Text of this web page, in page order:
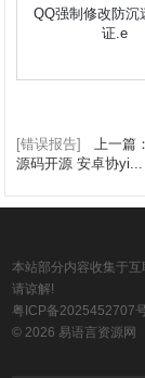
QQ强制修改防沉
证.e
[错误报告] 上一篇
源码开源 安卓协yi...
本站部分内容收集于
请谅解!
粤ICP备2025452707
© 2026 易语言资源网